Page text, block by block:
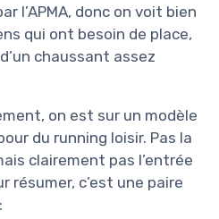
l’APMA, donc on voit bien
qui ont besoin de place,
chaussant assez
on est sur un modèle
du running loisir. Pas la
clairement pas l’entrée
résumer, c’est une paire